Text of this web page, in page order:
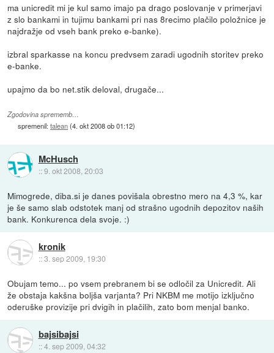
ma unicredit mi je kul samo imajo pa drago poslovanje v primerjavi
z slo bankami in tujimu bankami pri nas 8recimo plačilo položnice je
najdražje od vseh bank preko e-banke).
izbral sparkasse na koncu predvsem zaradi ugodnih storitev preko
e-banke.
upajmo da bo net.stik deloval, drugače...
Zgodovina sprememb…
spremenil:talean(4. okt 2008 ob 01:12)
McHusch
::9. okt 2008, 20:03
Mimogrede, diba.si je danes povišala obrestno mero na 4,3 %, kar
je še samo slab odstotek manj od strašno ugodnih depozitov naših
bank. Konkurenca dela svoje. :)
kronik
::3. sep 2009, 19:30
Obujam temo... po vsem prebranem bi se odločil za Unicredit. Ali
že obstaja kakšna boljša varjanta? Pri NKBM me motijo izključno
oderuške provizije pri dvigih in plačilih, zato bom menjal banko.
bajsibajsi
::4. sep 2009, 04:32